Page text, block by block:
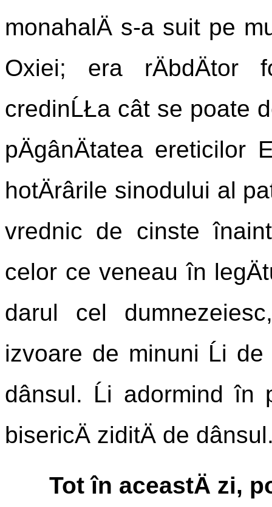
monahalÄ s-a suit pe
Oxiei; era
credinĹŁa cât se poate
pÄgânÄtatea ereticilor
hotÄrârile sinodului al
vrednic de cinste
celor ce veneau în
darul cel
izvoare de minuni Ĺi de
dânsul. Ĺi adormind în
bisericÄ ziditÄ de
Tot în aceastÄ zi,